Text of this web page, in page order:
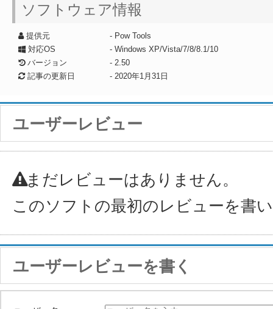
ソフトウェア情報
提供元
- Pow Tools
対応OS
- Windows XP/Vista/7/8/8.1/10
バージョン
- 2.50
記事の更新日
- 2020年1月31日
ユーザーレビュー
まだレビューはありません。
このソフトの最初のレビューを書
ユーザーレビューを書く